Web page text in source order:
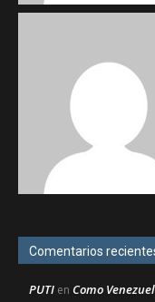
Comentarios
PUTI en Como